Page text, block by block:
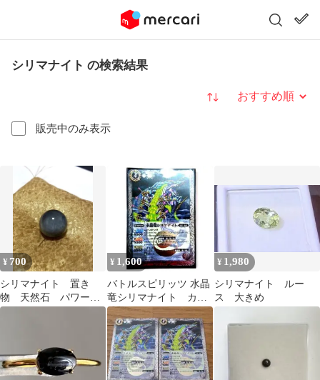
シリマナイト の検索結果
販売中のみ表示
並び替え
¥ 700
シリマナイト 置き
物 天然石 パワース
トーン 困難を乗り越
¥ 1,600
バトルスピリッツ 水晶
竜シリマナイト カー
ド入り
¥ 1,980
シリマナイト ルー
ス 大きめ